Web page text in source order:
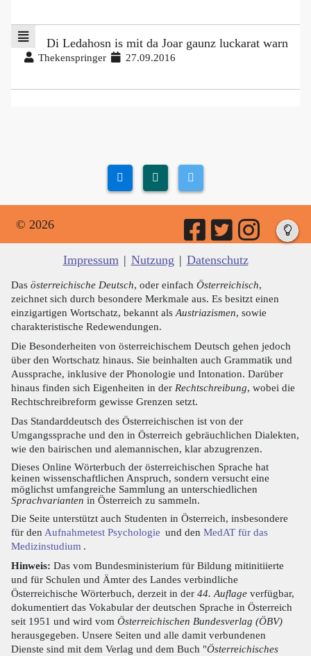
Di Ledahosn is mit da Joar gaunz luckarat warn
Thekenspringer 27.09.2016
© 2026
Impressum | Nutzung | Datenschutz
Das österreichische Deutsch, oder einfach Österreichisch,
zeichnet sich durch besondere Merkmale aus. Es besitzt einen
einzigartigen Wortschatz, bekannt als Austriazismen, sowie
charakteristische Redewendungen.
Die Besonderheiten von österreichischem Deutsch gehen jedoch
über den Wortschatz hinaus. Sie beinhalten auch Grammatik und
Aussprache, inklusive der Phonologie und Intonation. Darüber
hinaus finden sich Eigenheiten in der Rechtschreibung, wobei die
Rechtschreibreform gewisse Grenzen setzt.
Das Standarddeutsch des Österreichischen ist von der
Umgangssprache und den in Österreich gebräuchlichen Dialekten,
wie den bairischen und alemannischen, klar abzugrenzen.
Dieses Online Wörterbuch der österreichischen Sprache hat
keinen wissenschaftlichen Anspruch, sondern versucht eine
möglichst umfangreiche Sammlung an unterschiedlichen
Sprachvarianten in Österreich zu sammeln.
Die Seite unterstützt auch Studenten in Österreich, insbesondere
für den Aufnahmetest Psychologie und den MedAT für das
Medizinstudium .
Hinweis: Das vom Bundesministerium für Bildung mitinitiierte
und für Schulen und Ämter des Landes verbindliche
Österreichische Wörterbuch, derzeit in der 44. Auflage verfügbar,
dokumentiert das Vokabular der deutschen Sprache in Österreich
seit 1951 und wird vom Österreichischen Bundesverlag (ÖBV)
herausgegeben. Unsere Seiten und alle damit verbundenen
Dienste sind mit dem Verlag und dem Buch "Österreichisches